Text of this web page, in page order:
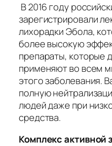
В 2016 году
зарегистрировали
лихорадки Эбола,
более высокую
препараты, которые
применяют во всем
этого заболевания.
полную
людей даже при
средства.
Комплекс активной